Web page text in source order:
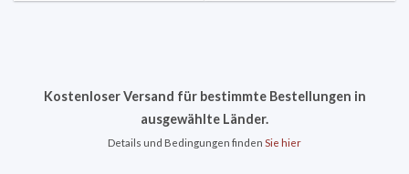
Kostenloser Versand für bestimmte Bestellungen in
ausgewählte Länder.
Details und Bedingungen finden Sie hier